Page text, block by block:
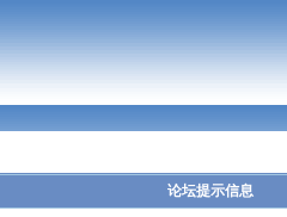
论坛提示信息